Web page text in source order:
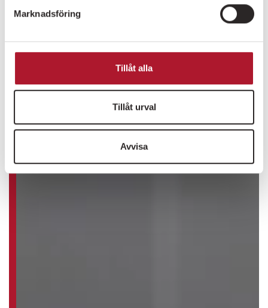
Marknadsföring
Tillåt alla
Tillåt urval
Avvisa